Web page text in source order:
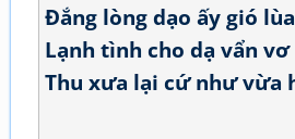
Đắng lòng dạo ấy gió
Lạnh tình cho dạ vẩn vơ
Thu xưa lại cứ như vừa